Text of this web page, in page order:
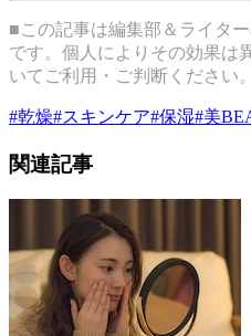
■この記事は編集部＆ライタ
です。個人によりその効果は
いてご利用・ご判断ください。
#乾燥#スキンケア#保湿#美
関連記事